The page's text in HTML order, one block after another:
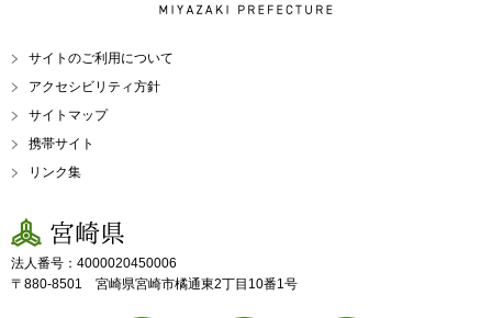
MIYAZAKI PREFECTURE
サイトのご利用について
アクセシビリティ方針
サイトマップ
携帯サイト
リンク集
宮崎県
法人番号：4000020450006
〒880-8501 宮崎県宮崎市橘通東2丁目10番1号